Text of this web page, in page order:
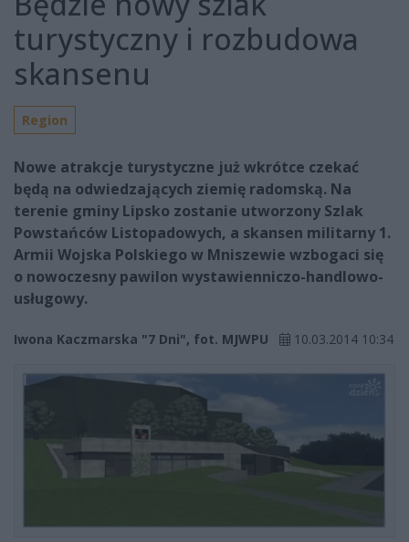
turystyczny i rozbudowa
skansenu
Region
Nowe atrakcje turystyczne już wkrótce czekać
będą na odwiedzających ziemię radomską. Na
terenie gminy Lipsko zostanie utworzony Szlak
Powstańców Listopadowych, a skansen militarny 1.
Armii Wojska Polskiego w Mniszewie wzbogaci się
o nowoczesny pawilon wystawienniczo-handlowo-
usługowy.
Iwona Kaczmarska "7 Dni", fot. MJWPU 10.03.2014 10:34